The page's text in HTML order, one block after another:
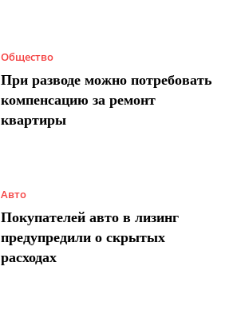
Общество
При разводе можно потребовать
компенсацию за ремонт
квартиры
Авто
Покупателей авто в лизинг
предупредили о скрытых
расходах